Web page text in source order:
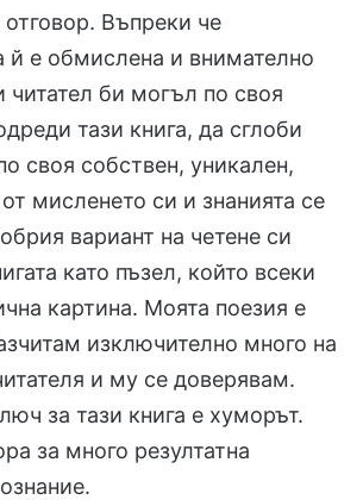
Въпреки че
й е обмислена и внимателно
читател би могъл по своя
тази книга, да сглоби
своя собствен, уникален,
мисленето си и знанията се
вариант на четене си
като пъзел, който всеки
картина. Моята поезия е
изключително много на
и му се доверявам.
за тази книга е хуморът.
за много резултатна